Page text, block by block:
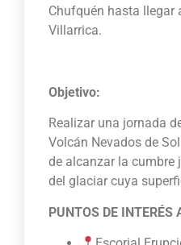
Chufquén hasta llegar
Villarrica.
Objetivo:
Realizar una jornada
Volcán Nevados de
de alcanzar la cumbre
del glaciar cuya
PUNTOS DE INTERÉS